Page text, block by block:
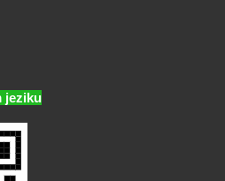
jeziku